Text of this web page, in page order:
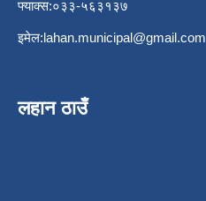
फ्याक्स:०३३-५६३१३७
इमेल:lahan.municipal@gmail.com
लहान ठाउँ